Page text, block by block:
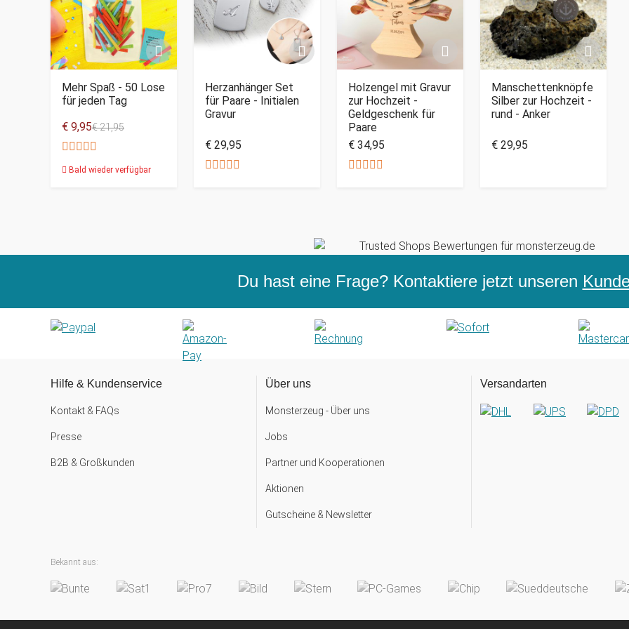
Mehr Spaß - 50 Lose
für jeden Tag
€ 9,95€ 21,95
Bald wieder verfügbar
Herzanhänger Set
für Paare - Initialen
Gravur
€ 29,95
Holzengel mit Gravur
zur Hochzeit -
Geldgeschenk für
Paare
€ 34,95
Manschettenknöpfe
Silber zur Hochzeit -
rund - Anker
€ 29,95
Du hast eine Frage? Kontaktiere jetzt unseren
Hilfe & Kundenservice
Kontakt & FAQs
Presse
B2B & Großkunden
Über uns
Monsterzeug - Über uns
Jobs
Partner und Kooperationen
Aktionen
Gutscheine & Newsletter
Versandarten
Bekannt aus: